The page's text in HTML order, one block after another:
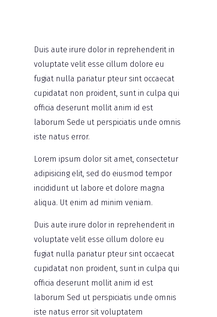
Duis aute irure dolor in reprehenderit in
voluptate velit esse cillum dolore eu
fugiat nulla pariatur pteur sint occaecat
cupidatat non proident, sunt in culpa qui
officia deserunt mollit anim id est
laborum Sede ut perspiciatis unde omnis
iste natus error.
Lorem ipsum dolor sit amet, consectetur
adipisicing elit, sed do eiusmod tempor
incididunt ut labore et dolore magna
aliqua. Ut enim ad minim veniam.
Duis aute irure dolor in reprehenderit in
voluptate velit esse cillum dolore eu
fugiat nulla pariatur pteur sint occaecat
cupidatat non proident, sunt in culpa qui
officia deserunt mollit anim id est
laborum Sed ut perspiciatis unde omnis
iste natus error sit voluptatem